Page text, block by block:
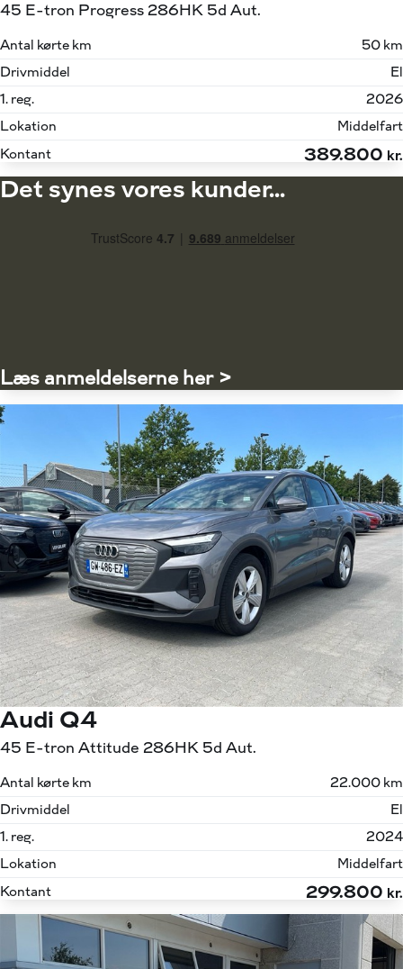
45 E-tron Progress 286HK 5d Aut.
Antal kørte km
50 km
Drivmiddel
El
1. reg.
2026
Lokation
Middelfart
Kontant
389.800 kr.
Det synes vores kunder...
Læs anmeldelserne her >
Audi Q4
45 E-tron Attitude 286HK 5d Aut.
Antal kørte km
22.000 km
Drivmiddel
El
1. reg.
2024
Lokation
Middelfart
Kontant
299.800 kr.